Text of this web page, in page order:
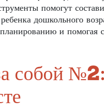
помогут
дошкольного
и помогая
собой